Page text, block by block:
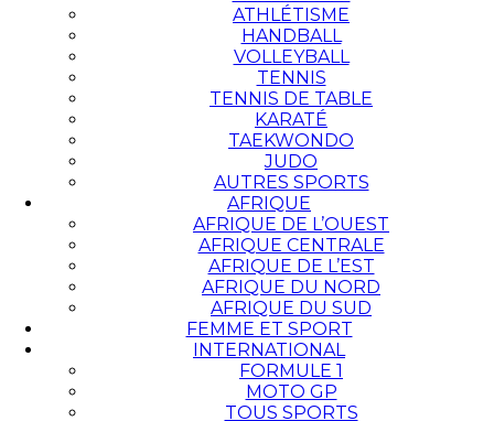
ATHLÉTISME
HANDBALL
VOLLEYBALL
TENNIS
TENNIS DE TABLE
KARATÉ
TAEKWONDO
JUDO
AUTRES SPORTS
AFRIQUE
AFRIQUE DE L’OUEST
AFRIQUE CENTRALE
AFRIQUE DE L’EST
AFRIQUE DU NORD
AFRIQUE DU SUD
FEMME ET SPORT
INTERNATIONAL
FORMULE 1
MOTO GP
TOUS SPORTS